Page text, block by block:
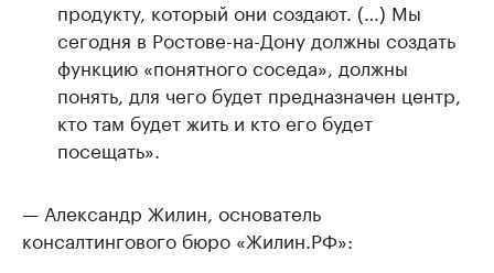
продукту, который они создают. (…) Мы
сегодня в Ростове-на-Дону должны создать
функцию «понятного соседа», должны
понять, для чего будет предназначен центр,
кто там будет жить и кто его будет
посещать».
— Александр Жилин, основатель
консалтингового бюро «Жилин.РФ»: